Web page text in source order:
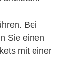
Bei
Sie einen
mit einer